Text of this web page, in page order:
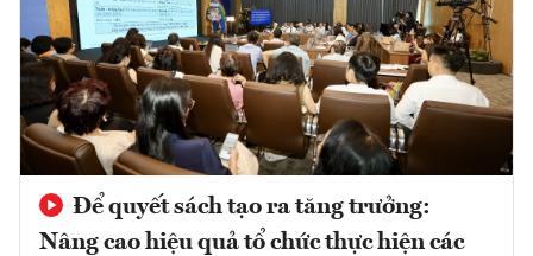
Để quyết sách tạo ra tăng trưởng:
Nâng cao hiệu quả tổ chức thực hiện các